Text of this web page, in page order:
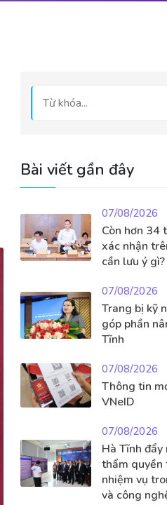
Bài viết gần đây
07/08/2026
Còn hơn 34
xác nhận
cần lưu ý gì?
07/08/2026
Trang bị kỹ
góp phần
Tĩnh
07/08/2026
Thông tin
VNeID
07/08/2026
Hà Tĩnh đẩy
thẩm quyền
nhiệm vụ
và công